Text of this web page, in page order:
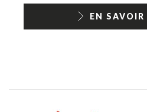
EN SAVOIR